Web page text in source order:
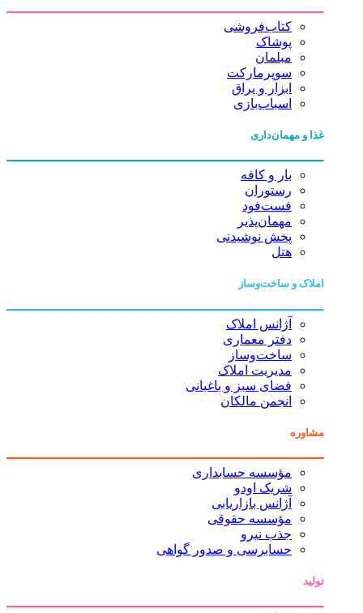
کتاب‌فروشی
پوشاک
مبلمان
سوپرمارکت
ابزار و یراق
اسباب‌بازی
غذا و مهمان‌داری
بار و کافه
رستوران
فست‌فود
مهمان‌پذیر
پخش نوشیدنی
هتل
املاک و ساخت‌وساز
آژانس املاک
دفتر معماری
ساخت‌وساز
مدیریت املاک
فضای سبز و باغبانی
انجمن مالکان
مشاوره
مؤسسه حسابداری
شریک اودو
آژانس بازاریابی
مؤسسه حقوقی
جذب نیرو
حسابرسی و صدور گواهی
تولید